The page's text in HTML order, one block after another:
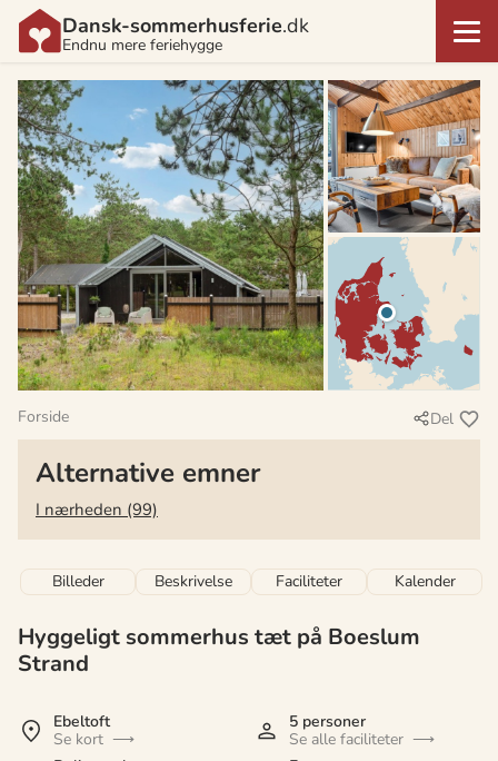
Dansk-sommerhusferie.dk
Endnu mere feriehygge
Forside Del
Alternative emner
I nærheden (99)
Billeder Beskrivelse Faciliteter Kalender
Hyggeligt sommerhus tæt på Boeslum
Strand
Ebeltoft
Se kort
5 personer
Se alle faciliteter